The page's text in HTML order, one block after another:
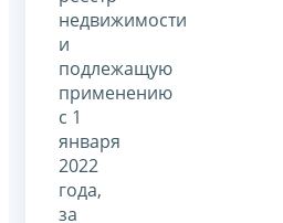
недвижимости
и
подлежащую
применению
с 1
января
2022
года,
за